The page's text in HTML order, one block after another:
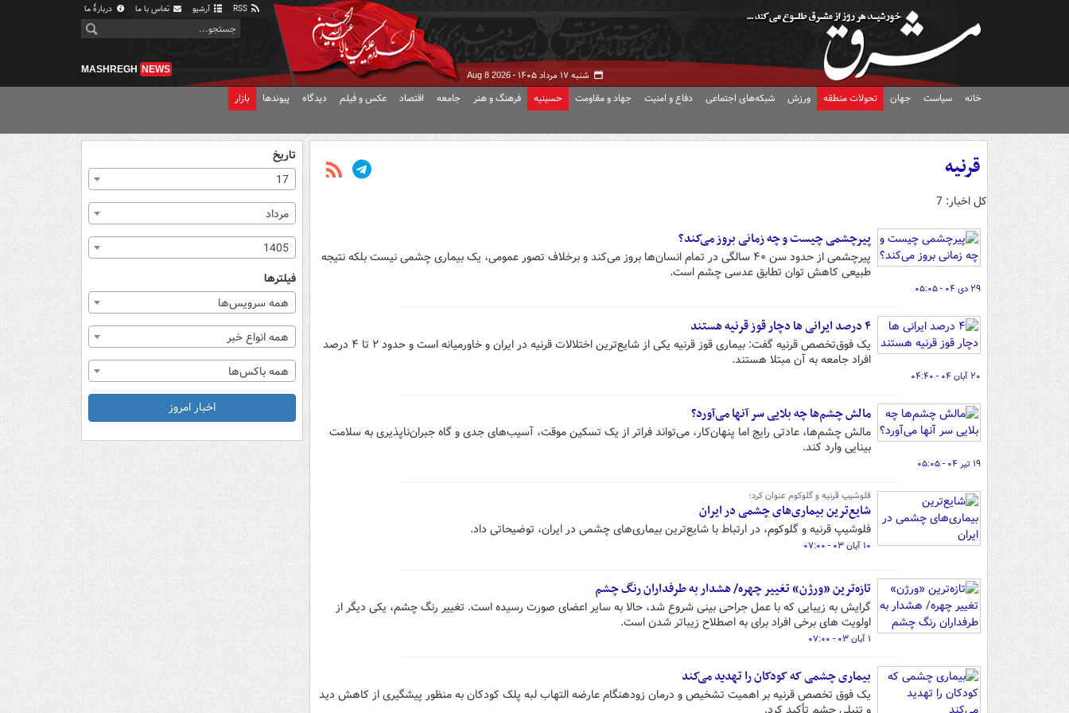
آرشیو تماس با ما دربارهٔ ما
شنبه ۱۷ مرداد ۱۴۰۵ - Aug 8 2026
MASHREGH NEWS
خانه سیاست جهان تحولات منطقه ورزش شبکه‌های اجتماعی دفاع و امنیت جهاد و مقاومت حسینیه فرهنگ و هنر جامعه اقتصاد عکس و فیلم دیدگاه پیوندها بازار
قرنیه
کل اخبار: 7
پیرچشمی چیست و چه زمانی بروز می‌کند؟
پیرچشمی از حدود سن ۴۰ سالگی در تمام انسان‌ها بروز می‌کند و برخلاف تصور عمومی، یک بیماری چشمی نیست بلکه نتیجه
طبیعی کاهش توان تطابق عدسی چشم است.
۲۹ دی ۰۴ - ۰۵:۰۵
۴ درصد ایرانی ها دچار قوز قرنیه هستند
یک فوق‌تخصص قرنیه گفت: بیماری قوز قرنیه یکی از شایع‌ترین اختلالات قرنیه در ایران و خاورمیانه است و حدود ۲ تا ۴ درصد
افراد جامعه به آن مبتلا هستند.
۲۰ آبان ۰۴ - ۰۴:۴۰
مالش چشم‌ها چه بلایی سر آنها می‌آورد؟
مالش چشم‌ها، عادتی رایج اما پنهان‌کار، می‌تواند فراتر از یک تسکین موقت، آسیب‌های جدی و گاه جبران‌ناپذیری به سلامت
بینایی وارد کند.
۱۹ تیر ۰۴ - ۰۵:۰۵
فلوشیپ قرنیه و گلوکوم عنوان کرد؛
شایع‌ترین بیماری‌های چشمی در ایران
فلوشیپ قرنیه و گلوکوم، در ارتباط با شایع‌ترین بیماری‌های چشمی در ایران، توضیحاتی داد.
۱۰ آبان ۰۳ - ۰۷:۰۰
تازه‌ترین «ورژن» تغییر چهره/ هشدار به طرفداران رنگ چشم
گرایش به زیبایی که با عمل جراحی بینی شروع شد، حالا به سایر اعضای صورت رسیده است. تغییر رنگ چشم، یکی دیگر از
اولویت های برخی افراد برای به اصطلاح زیباتر شدن است.
۱ آبان ۰۳ - ۰۷:۰۰
بیماری چشمی که کودکان را تهدید می‌کند
یک فوق تخصص قرنیه بر اهمیت تشخیص و درمان زودهنگام عارضه التهاب لبه پلک کودکان به منظور پیشگیری از کاهش دید
تاریخ
17
مرداد
1405
فیلترها
همه سرویس‌ها
همه انواع خبر
همه باکس‌ها
اخبار امروز